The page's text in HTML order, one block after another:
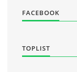
FACEBOOK
TOPLIST